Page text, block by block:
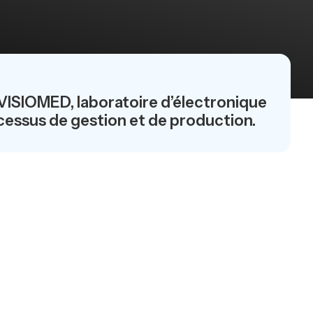
laboratoire d’électronique
de gestion et de production.